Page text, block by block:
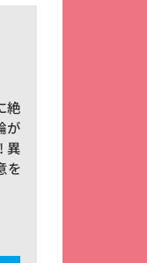
絶
が
異
を